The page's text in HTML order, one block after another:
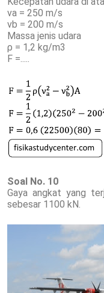
νa = 250 m/s
νb = 200 m/s
Massa jenis udara
ρ = 1,2 kg/m3
F =.....
Soal No. 10
Gaya angkat yang
sebesar 1100 kN.